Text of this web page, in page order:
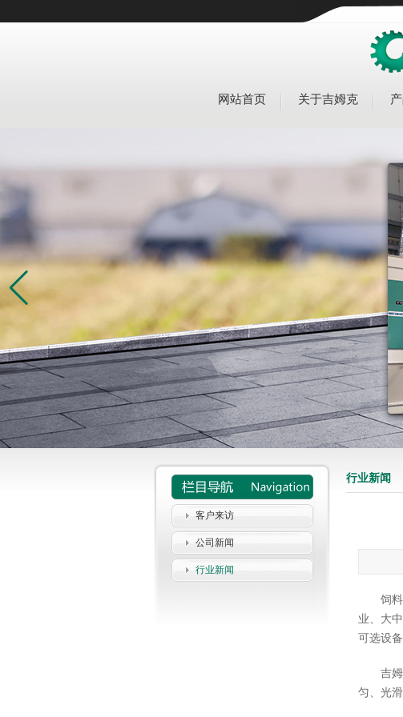
网站首页 关于吉姆克
客户来访
公司新闻
行业新闻
行业新闻
饲
业、大
可选设备
吉
匀、光